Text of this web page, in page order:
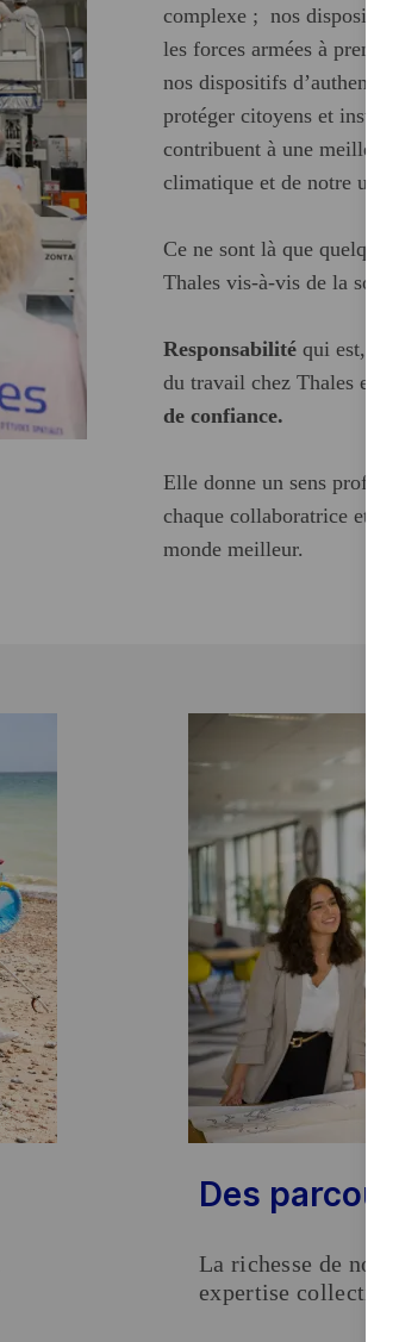
complexe ; nos dispositifs
les forces armées à
nos dispositifs
protéger citoyens et
contribuent à une
climatique et de notre
Ce ne sont là que
Thales vis-à-vis de la
Responsabilité qui est,
du travail chez Thales et
de confiance.
Elle donne un sens
chaque collaboratrice et
monde meilleur.
Des
La richesse de nos
expertise